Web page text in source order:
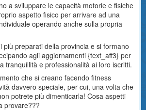
a sviluppare le capacità motorie e fisiche
aspetto fisico per arrivare ad una
operando anche sulla propria
più preparati della provincia e si formano
agli aggiornamenti {text_aff3} per
tranquillità e professionalità ai loro iscritti.
che si creano facendo fitness
davvero speciale, per cui, una volta che
potrete più dimenticarla! Cosa aspetti
provare???